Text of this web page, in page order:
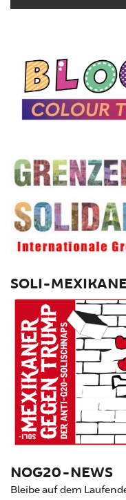
SOLI-
NOG20-NEWS
Bleibe auf dem